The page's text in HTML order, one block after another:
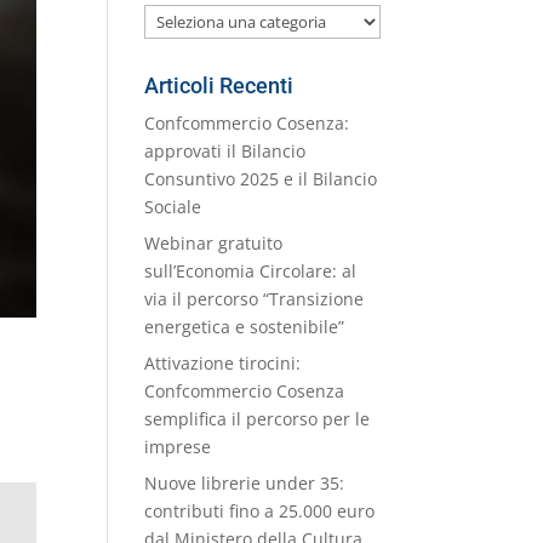
Le
nostre
Categorie
Articoli Recenti
Confcommercio Cosenza:
approvati il Bilancio
Consuntivo 2025 e il Bilancio
Sociale
Webinar gratuito
sull’Economia Circolare: al
via il percorso “Transizione
energetica e sostenibile”
Attivazione tirocini:
Confcommercio Cosenza
semplifica il percorso per le
imprese
Nuove librerie under 35:
contributi fino a 25.000 euro